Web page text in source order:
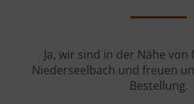
Ja, wir sind in der Nähe
Niederseelbach und freuen
Bestellung.